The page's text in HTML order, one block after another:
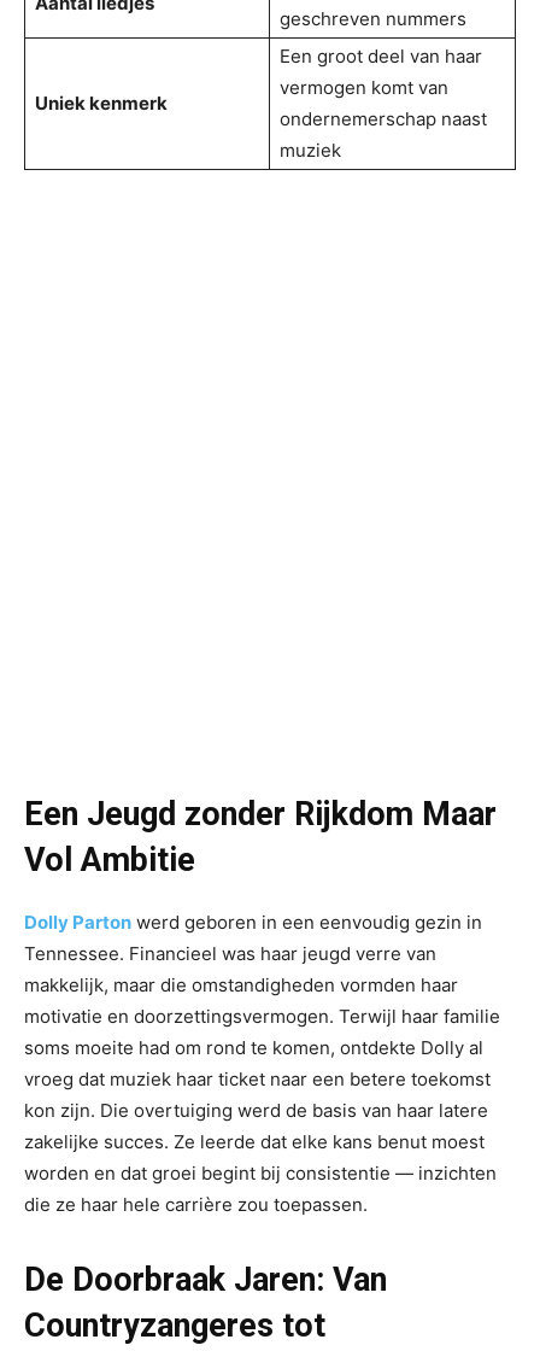
geschreven nummers
Uniek kenmerk
Een groot deel van haar
vermogen komt van
ondernemerschap naast
muziek
Een Jeugd zonder Rijkdom Maar
Vol Ambitie
Dolly Parton werd geboren in een eenvoudig gezin in
Tennessee. Financieel was haar jeugd verre van
makkelijk, maar die omstandigheden vormden haar
motivatie en doorzettingsvermogen. Terwijl haar familie
soms moeite had om rond te komen, ontdekte Dolly al
vroeg dat muziek haar ticket naar een betere toekomst
kon zijn. Die overtuiging werd de basis van haar latere
zakelijke succes. Ze leerde dat elke kans benut moest
worden en dat groei begint bij consistentie — inzichten
die ze haar hele carrière zou toepassen.
De Doorbraak Jaren: Van
Countryzangeres tot